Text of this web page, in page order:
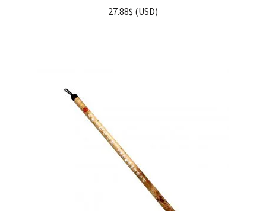
27.88$ (USD)